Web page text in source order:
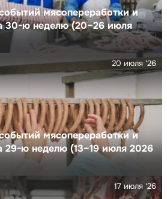
мясопереработки и
30-ю неделю (20–26 июля
мясопереработки и
29-ю неделю (13–19 июля 2026
20 июля '26
17 июля '26